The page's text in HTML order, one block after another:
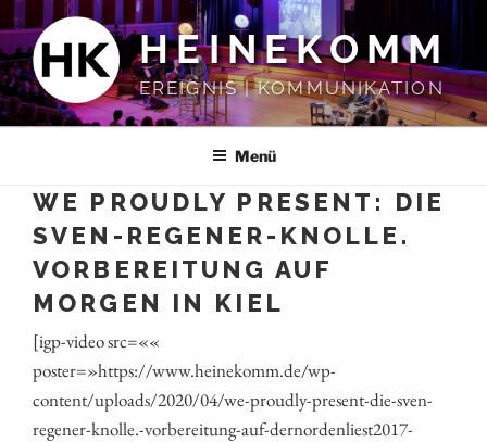
Inhalt
springen
HEINEKOMM
EREIGNIS | KOMMUNIKATION
Menü
WE PROUDLY PRESENT: DIE
SVEN-REGENER-KNOLLE.
VORBEREITUNG AUF
MORGEN IN KIEL
[igp-video src=««
poster=»https://www.heinekomm.de/wp-
content/uploads/2020/04/we-proudly-present-die-sven-
regener-knolle.-vorbereitung-auf-dernordenliest2017-